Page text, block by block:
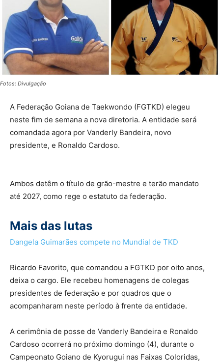
Fotos: Divulgação
A Federação Goiana de Taekwondo (FGTKD) elegeu
neste fim de semana a nova diretoria. A entidade será
comandada agora por Vanderly Bandeira, novo
presidente, e Ronaldo Cardoso.
Ambos detêm o título de grão-mestre e terão mandato
até 2027, como rege o estatuto da federação.
Mais das lutas
Dangela Guimarães compete no Mundial de TKD
Ricardo Favorito, que comandou a FGTKD por oito anos,
deixa o cargo. Ele recebeu homenagens de colegas
presidentes de federação e por quadros que o
acompanharam neste período à frente da entidade.
A cerimônia de posse de Vanderly Bandeira e Ronaldo
Cardoso ocorrerá no próximo domingo (4), durante o
Campeonato Goiano de Kyorugui nas Faixas Coloridas,